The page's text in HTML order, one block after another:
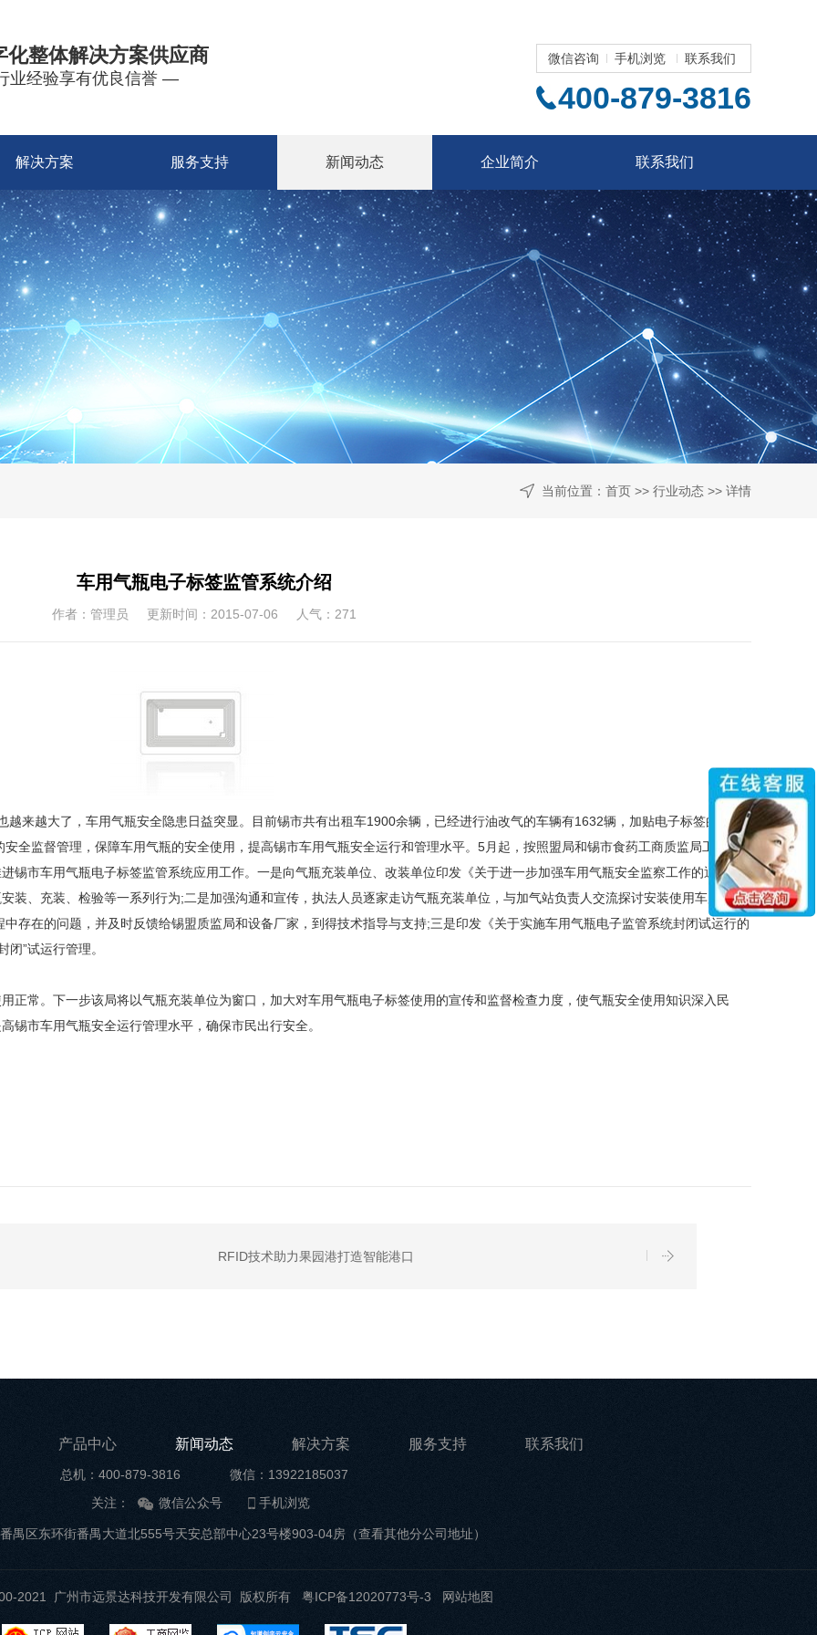
化整体解决方案供应商
业经验享有优良信誉 —
微信咨询 手机浏览 联系我们
400-879-3816
解决方案 服务支持 新闻动态 企业简介 联系我们
当前位置： 首页 >> 行业动态 >> 详情
车用气瓶电子标签监管系统介绍
作者：管理员 更新时间：2015-07-06 人气： 271
越大了，车用气瓶安全隐患日益突显。目前锡市共有出租车1900余辆，已经进行油改气的车辆有1632辆，加贴电子标签的有
全监督管理，保障车用气瓶的安全使用，提高锡市车用气瓶安全运行和管理水平。5月起，按照盟局和锡市食药工商质监局工作的
锡市车用气瓶电子标签监管系统应用工作。一是向气瓶充装单位、改装单位印发《关于进一步加强车用气瓶安全监察工作的通
装、充装、检验等一系列行为;二是加强沟通和宣传，执法人员逐家走访气瓶充装单位，与加气站负责人交流探讨安装使用车用气瓶
存在的问题，并及时反馈给锡盟质监局和设备厂家，到得技术指导与支持;三是印发《关于实施车用气瓶电子监管系统封闭试运行的
”试运行管理。
。下一步该局将以气瓶充装单位为窗口，加大对车用气瓶电子标签使用的宣传和监督检查力度，使气瓶安全使用知识深入民
锡市车用气瓶安全运行管理水平，确保市民出行安全。
RFID技术助力果园港打造智能港口
产品中心 新闻动态 解决方案 服务支持 联系我们
总机：400-879-3816
微信：13922185037
关注：
微信公众号 手机浏览
禺区东环街番禺大道北555号天安总部中心23号楼903-04房（查看其他分公司地址）
2021 广州市远景达科技开发有限公司 版权所有 粤ICP备12020773号-3 网站地图